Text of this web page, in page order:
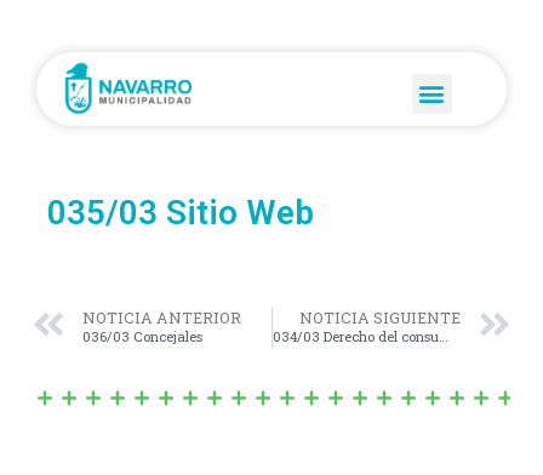
035/03 Sitio Web
NOTICIA ANTERIOR
036/03 Concejales
NOTICIA SIGUIENTE
034/03 Derecho del consumidor